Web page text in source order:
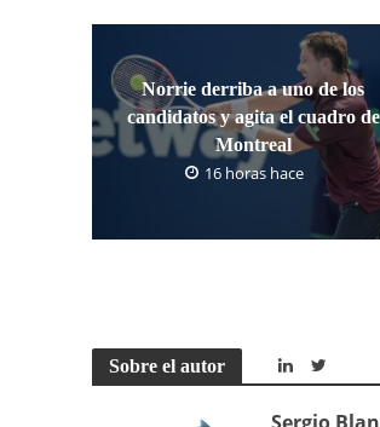
Norrie derriba a uno de los
candidatos y agita el cuadro de
Montreal
16 horas hace
Sobre el autor